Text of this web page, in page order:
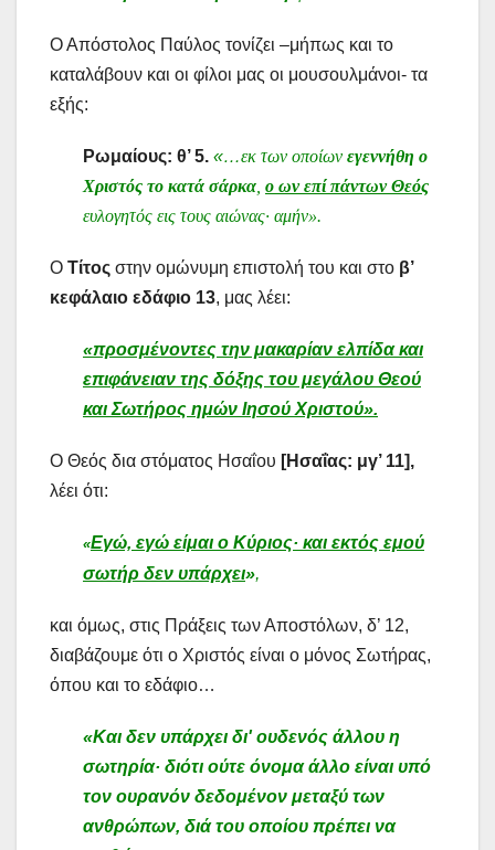
Ο Απόστολος Παύλος τονίζει –μήπως και το
καταλάβουν και οι φίλοι μας οι μουσουλμάνοι- τα
εξής:
Ρωμαίους: θ’ 5. «…εκ των οποίων εγεννήθη ο
Χριστός το κατά σάρκα ο ων επί πάντων Θεός
ευλογητός εις τους αιώνας· αμήν».
Ο Τίτος στην ομώνυμη επιστολή του και στο β’
κεφάλαιο εδάφιο 13, μας λέει:
«προσμένοντες την μακαρίαν ελπίδα και
επιφάνειαν της δόξης του μεγάλου Θεού
και Σωτήρος ημών Ιησού Χριστού».
Ο Θεός δια στόματος Ησαΐου [Ησαΐας: μγ’ 11],
λέει ότι:
«Εγώ, εγώ είμαι ο Κύριος· και εκτός εμού
σωτήρ δεν υπάρχει»,
και όμως, στις Πράξεις των Αποστόλων, δ’ 12,
διαβάζουμε ότι ο Χριστός είναι ο μόνος Σωτήρας,
όπου και το εδάφιο…
«Και δεν υπάρχει δι' ουδενός άλλου η
σωτηρία· διότι ούτε όνομα άλλο είναι υπό
τον ουρανόν δεδομένον μεταξύ των
ανθρώπων, διά του οποίου πρέπει να